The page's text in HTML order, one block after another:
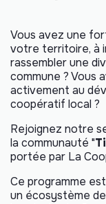
Vous avez une
votre territoire, à
rassembler une
commune ? Vous
activement au
coopératif local ?
Rejoignez notre
la communauté "
portée par La
Ce programme
un écosystème